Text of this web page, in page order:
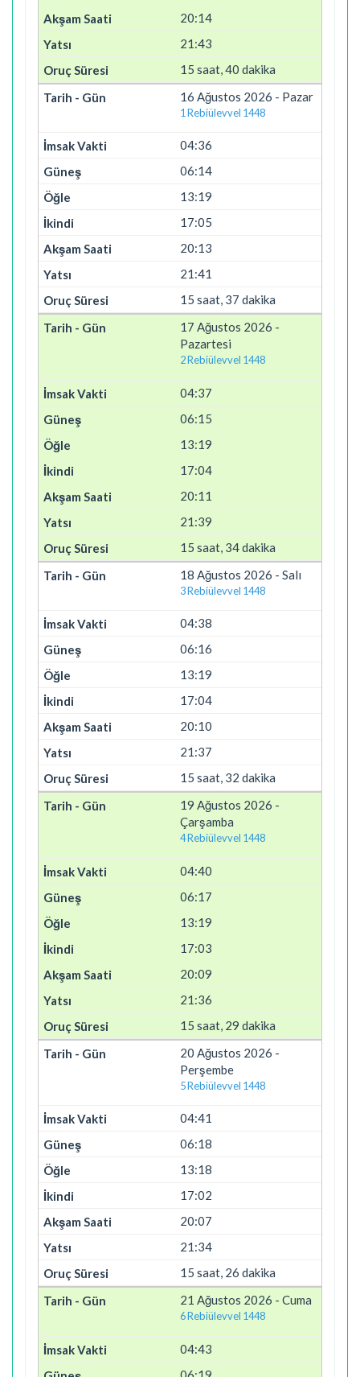
20:14
21:43
15 saat, 40 dakika
16 Ağustos 2026 - Pazar
1 Rebiülevvel 1448
04:36
06:14
13:19
17:05
20:13
21:41
15 saat, 37 dakika
17 Ağustos 2026 -
Pazartesi
2 Rebiülevvel 1448
04:37
06:15
13:19
17:04
20:11
21:39
15 saat, 34 dakika
18 Ağustos 2026 - Salı
3 Rebiülevvel 1448
04:38
06:16
13:19
17:04
20:10
21:37
15 saat, 32 dakika
19 Ağustos 2026 -
Çarşamba
4 Rebiülevvel 1448
04:40
06:17
13:19
17:03
20:09
21:36
15 saat, 29 dakika
20 Ağustos 2026 -
Perşembe
5 Rebiülevvel 1448
04:41
06:18
13:18
17:02
20:07
21:34
15 saat, 26 dakika
21 Ağustos 2026 - Cuma
6 Rebiülevvel 1448
04:43